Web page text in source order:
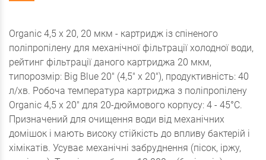
Organic 4,5 x 20, 20 мкм - картридж із спіненого
поліпропілену для механічної фільтрації холодної води,
рейтинг фільтрації даного картриджа 20 мкм,
типорозмір: Big Blue 20" (4,5" х 20"), продуктивність: 40
л/хв. Робоча температура картриджа з поліпропілену
Organic 4,5 x 20" для 20-дюймового корпусу: 4 - 45°С.
Призначений для очищення води від механічних
домішок і мають високу стійкість до впливу бактерій і
хімікатів. Усуває механічні забруднення (пісок, іржу,